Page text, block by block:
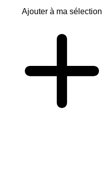
Ajouter à ma sélection